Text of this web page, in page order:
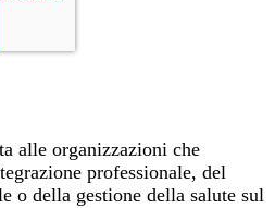
alle organizzazioni che
professionale, del
o della gestione della salute sul